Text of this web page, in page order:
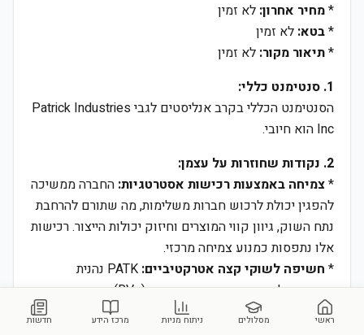
*מחיר אחרון: לא זמין
*בטא: לא זמין
*תיאור מקור: לא זמין
1. סנטימנט כללי:
הסנטימנט הכללי בקרב אנליסטים לגבי Patrick Industries
Inc הוא חיובי.
2. נקודות שחוזרות על עצמן:
*צמיחה באמצעות רכישות אסטרטגיות: החברה ממשיכה
להפגין יכולת לרכוש חברות משלימות, מה שתורם להרחבת
נתח השוק, גיוון קווי המוצרים וחיזוק יכולות הייצור. רכישות
אלו נתפסות כמנוע צמיחה מרכזי.
* חשיפה לשוקי קצה אטרקטיביים:
PATK נהנית
מחשיפה לשוקי קצה כגון קרוואנים (RVs), בתים ניידים
(Manufactured Housing) וסירות (Marine). שווקים אלו
ראשי מסלולים ניתוח מניות מרכז הידע חדשות